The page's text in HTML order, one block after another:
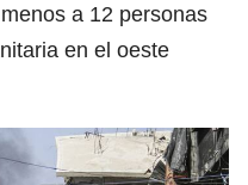
a 12 personas
en el oeste